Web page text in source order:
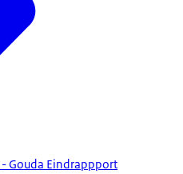
Gouda Eindrappport